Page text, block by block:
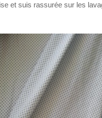
et suis rassurée sur les